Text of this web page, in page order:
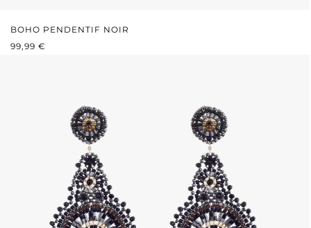
BOHO PENDENTIF NOIR
PRIX RÉGULIER :
99,99 €